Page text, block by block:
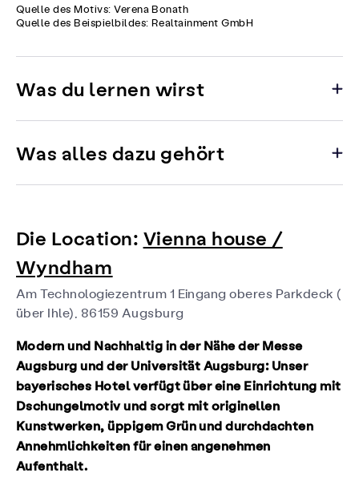
Quelle des Motivs: Verena Bonath
Quelle des Beispielbildes: Realtainment GmbH
Was du lernen wirst
Was alles dazu gehört
Die Location: Vienna house /
Wyndham
Am Technologiezentrum 1 Eingang oberes Parkdeck (
über Ihle), 86159 Augsburg
Modern und Nachhaltig in der Nähe der Messe
Augsburg und der Universität Augsburg: Unser
bayerisches Hotel verfügt über eine Einrichtung mit
Dschungelmotiv und sorgt mit originellen
Kunstwerken, üppigem Grün und durchdachten
Annehmlichkeiten für einen angenehmen
Aufenthalt.